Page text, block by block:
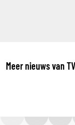
Meer nieuws van